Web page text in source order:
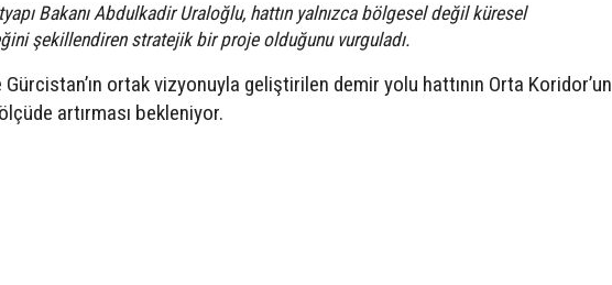
Bakanı Abdulkadir Uraloğlu, hattın yalnızca bölgesel değil küresel
şekillendiren stratejik bir proje olduğunu vurguladı.
ortak vizyonuyla geliştirilen demir yolu hattının Orta Koridor’un
artırması bekleniyor.